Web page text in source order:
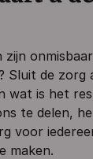
zijn
Sluit de zorg
wat is het
te delen,
voor
maken.